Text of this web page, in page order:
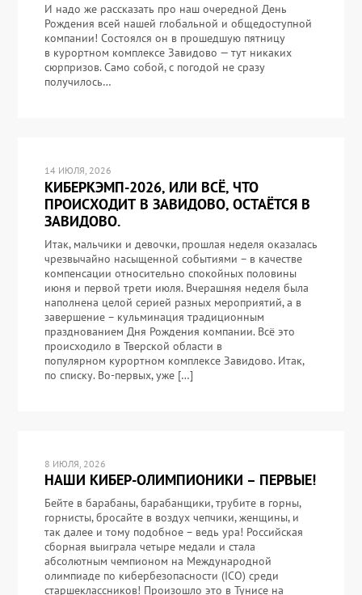
И надо же рассказать про наш очередной День
Рождения всей нашей глобальной и общедоступной
компании! Состоялся он в прошедшую пятницу
в курортном комплексе Завидово — тут никаких
сюрпризов. Само собой, с погодой не сразу
получилось…
14 ИЮЛЯ, 2026
КИБЕРКЭМП-2026, ИЛИ ВСЁ, ЧТО
ПРОИСХОДИТ В ЗАВИДОВО, ОСТАЁТСЯ В
ЗАВИДОВО.
Итак, мальчики и девочки, прошлая неделя оказалась
чрезвычайно насыщенной событиями – в качестве
компенсации относительно спокойных половины
июня и первой трети июля. Вчерашняя неделя была
наполнена целой серией разных мероприятий, а в
завершение – кульминация традиционным
празднованием Дня Рождения компании. Всё это
происходило в Тверской области в
популярном курортном комплексе Завидово. Итак,
по списку. Во-первых, уже […]
8 ИЮЛЯ, 2026
НАШИ КИБЕР-ОЛИМПИОНИКИ – ПЕРВЫЕ!
Бейте в барабаны, барабанщики, трубите в горны,
горнисты, бросайте в воздух чепчики, женщины, и
так далее и тому подобное – ведь ура! Российская
сборная выиграла четыре медали и стала
абсолютным чемпионом на Международной
олимпиаде по кибербезопасности (ICO) среди
старшеклассников! Произошло это в Тунисе на